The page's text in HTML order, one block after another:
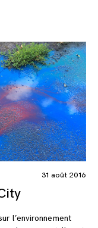
31 août 2016
l’environnement